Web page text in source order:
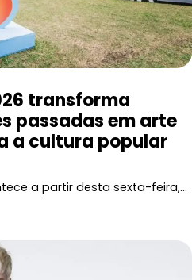
transforma
passadas em arte
a cultura popular
a partir desta sexta-feira,…